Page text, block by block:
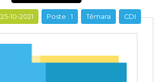
CDI
Témara
Poste : 1
25-10-2021